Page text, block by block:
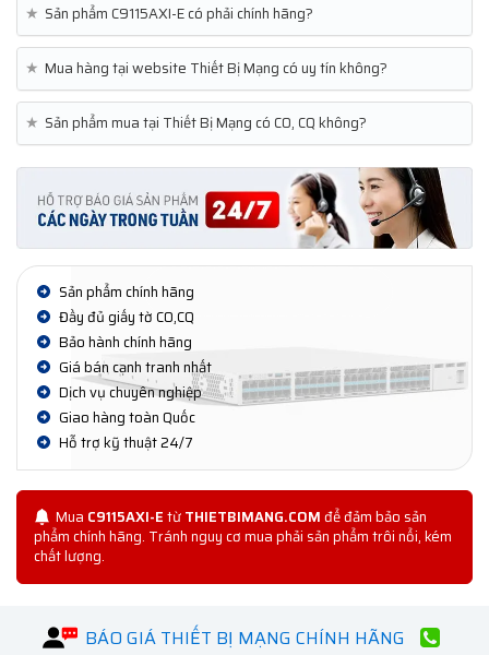
★ Sản phẩm C9115AXI-E có phải chính hãng?
★ Mua hàng tại website Thiết Bị Mạng có uy tín không?
★ Sản phẩm mua tại Thiết Bị Mạng có CO, CQ không?
Sản phẩm chính hãng
Đầy đủ giấy tờ CO,CQ
Bảo hành chính hãng
Giá bán cạnh tranh nhất
Dịch vụ chuyên nghiệp
Giao hàng toàn Quốc
Hỗ trợ kỹ thuật 24/7
Mua C9115AXI-EtừTHIETBIMANG.COMđể đảm bảo sản
phẩm chính hãng. Tránh nguy cơ mua phải sản phẩm trôi nổi, kém
chất lượng.
BÁO GIÁ THIẾT BỊ MẠNG CHÍNH HÃNG